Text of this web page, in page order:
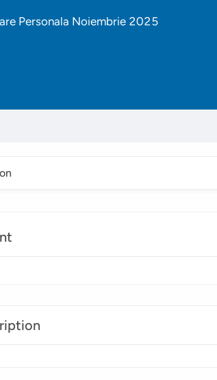
Personala Noiembrie 2025